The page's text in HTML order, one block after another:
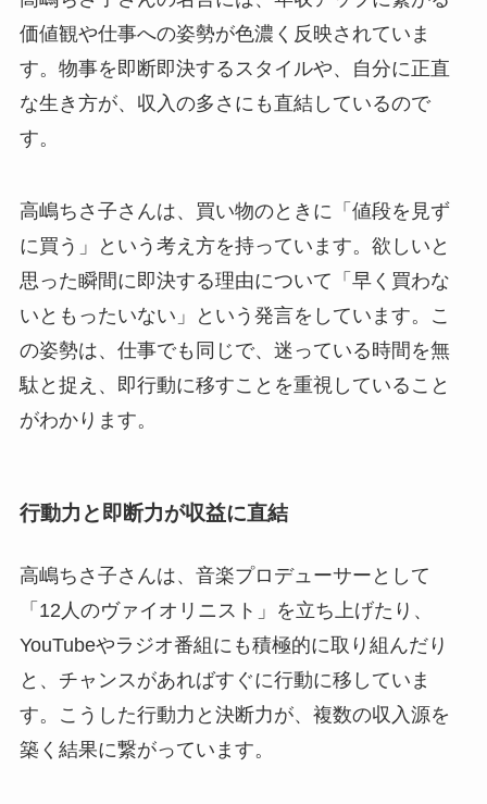
価値観や仕事への姿勢が色濃く反映されていま
す。物事を即断即決するスタイルや、自分に正直
な生き方が、収入の多さにも直結しているので
す。
高嶋ちさ子さんは、買い物のときに「値段を見ず
に買う」という考え方を持っています。欲しいと
思った瞬間に即決する理由について「早く買わな
いともったいない」という発言をしています。こ
の姿勢は、仕事でも同じで、迷っている時間を無
駄と捉え、即行動に移すことを重視していること
がわかります。
行動力と即断力が収益に直結
高嶋ちさ子さんは、音楽プロデューサーとして
「12人のヴァイオリニスト」を立ち上げたり、
YouTubeやラジオ番組にも積極的に取り組んだり
と、チャンスがあればすぐに行動に移していま
す。こうした行動力と決断力が、複数の収入源を
築く結果に繋がっています。